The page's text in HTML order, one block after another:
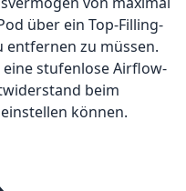
über ein Top-Filling-
entfernen zu müssen.
eine stufenlose Airflow-
beim
können.